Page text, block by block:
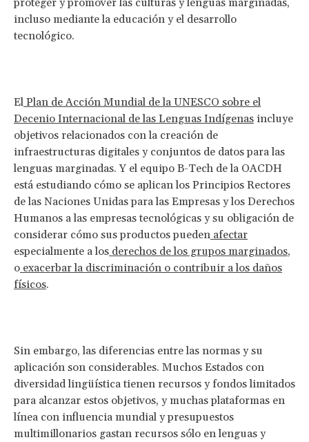
incluso mediante la educación y el desarrollo
tecnológico.
El Plan de Acción Mundial de la UNESCO sobre el
Decenio Internacional de las Lenguas Indígenas incluye
objetivos relacionados con la creación de
infraestructuras digitales y conjuntos de datos para las
lenguas marginadas. Y el equipo B-Tech de la OACDH
está estudiando cómo se aplican los Principios Rectores
de las Naciones Unidas para las Empresas y los Derechos
Humanos a las empresas tecnológicas y su obligación de
considerar cómo sus productos pueden afectar
especialmente a los derechos de los grupos marginados,
o exacerbar la discriminación o contribuir a los daños
físicos.
Sin embargo, las diferencias entre las normas y su
aplicación son considerables. Muchos Estados con
diversidad lingüística tienen recursos y fondos limitados
para alcanzar estos objetivos, y muchas plataformas en
línea con influencia mundial y presupuestos
multimillonarios gastan recursos sólo en lenguas y